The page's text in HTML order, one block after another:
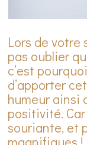
Lors de votre
pas oublier
c’est
d’apporter
humeur ainsi
positivité. Car
souriante, et